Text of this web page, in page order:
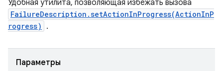
Удобная утилита, позволяющая избежать вызова
FailureDescription.setActionInProgress(ActionInP
rogress)
.
Параметры